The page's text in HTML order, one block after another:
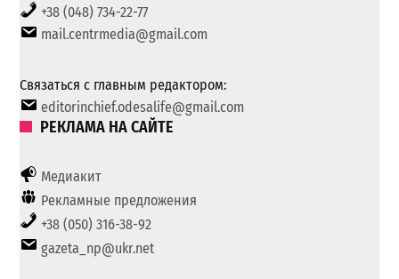
+38 (048) 734-22-77
mail.centrmedia@gmail.com
Связаться с главным редактором:
editorinchief.odesalife@gmail.com
РЕКЛАМА НА САЙТЕ
Медиакит
Рекламные предложения
+38 (050) 316-38-92
gazeta_np@ukr.net